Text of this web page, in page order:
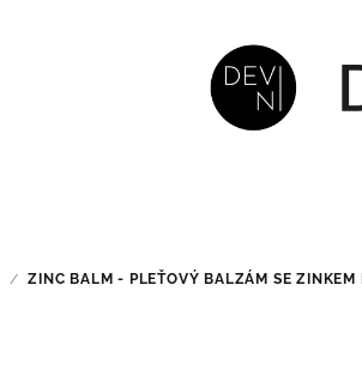
/ ZINC BALM - PLEŤOVÝ BALZÁM SE ZINKEM